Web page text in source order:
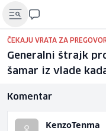
ČEKAJU VRATA ZA
Generalni štrajk
šamar iz vlade
Komentar
KenzoTenma